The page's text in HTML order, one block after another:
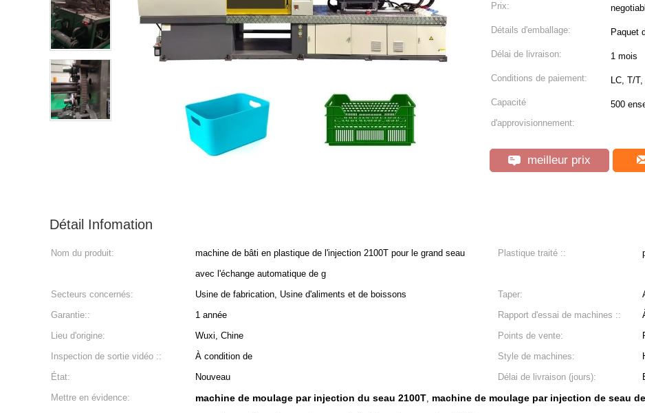
Prix:
Détails d'emballage: Paquet
Délai de livraison: 1 mois
Conditions de paiement: LC, T/
Capacité
d'approvisionnement:
500
meilleur prix
Détail Infomation
Nom du produit:
machine de bâti en plastique de l'injection 2100T pour le grand seau
avec l'échange automatique de g
Plastique traité ::
Secteurs concernés: Usine de fabrication, Usine d'aliments et de boissons Taper:
Garantie::
1 année Rapport d'essai de machines ::
Lieu d'origine:
Wuxi, Chine Points de vente:
Inspection de sortie vidéo ::
À condition de Style de machines:
État:
Nouveau Délai de livraison (jours):
Mettre en évidence:
machine de moulage par injection du seau 2100T, machine de moulage par injection de seau